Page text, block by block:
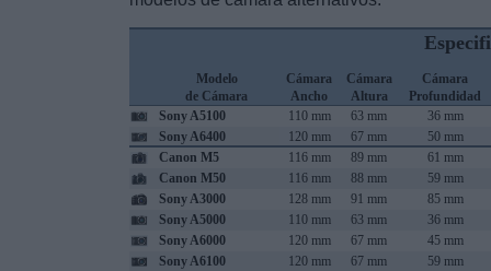
Modelo
de Cámara
Cámara
Ancho
Cámara
Altura
Cámara
Profundidad
Sony A5100
110 mm 63 mm 36 mm
Sony A6400
120 mm 67 mm 50 mm
Canon M5
116 mm 89 mm 61 mm
Canon M50
116 mm 88 mm 59 mm
Sony A3000
128 mm 91 mm 85 mm
Sony A5000
110 mm 63 mm 36 mm
Sony A6000
120 mm 67 mm 45 mm
Sony A6100
120 mm 67 mm 59 mm